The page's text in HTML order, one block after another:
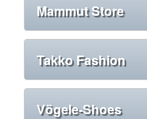
Mammut Store
Takko Fashion
Vögele-Shoes